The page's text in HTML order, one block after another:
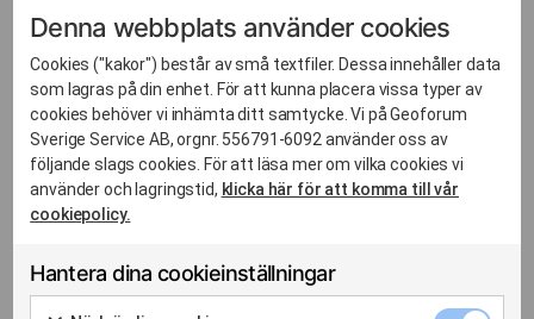
Andreas Ask, senior projektledare och
projektpartner, E&A Development AB och
projektledare för Digitala tvillingar i
samhällsbyggnadsprocessen, Smart Built
Environment
Denna webbplats använder cookies
Cookies ("kakor") består av små textfiler. Dessa innehåller data
som lagras på din enhet. För att kunna placera vissa typer av
cookies behöver vi inhämta ditt samtycke. Vi på Geoforum
Sverige Service AB, orgnr. 556791-6092 använder oss av
följande slags cookies. För att läsa mer om vilka cookies vi
använder och lagringstid, klicka här för att komma till vår
cookiepolicy.
Hantera dina cookieinställningar